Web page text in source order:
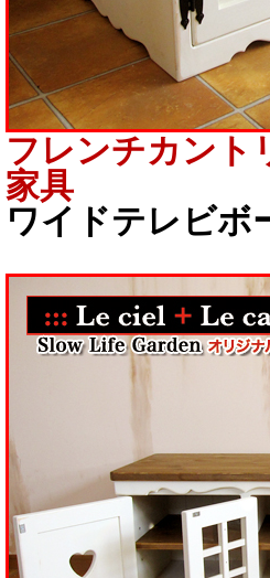
フレンチカント
家具
ワイドテレビ